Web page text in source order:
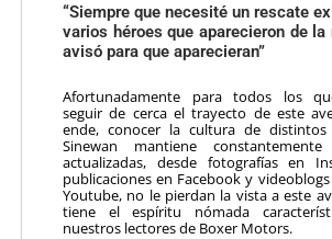
“Siempre que necesité un rescate
varios héroes que aparecieron de la
avisó para que aparecieran”
Afortunadamente para todos los
seguir de cerca el trayecto de este
ende, conocer la cultura de distintos
Sinewan mantiene
actualizadas, desde fotografías en
publicaciones en Facebook y
Youtube, no le pierdan la vista a este
tiene el espíritu nómada
nuestros lectores de Boxer Motors.